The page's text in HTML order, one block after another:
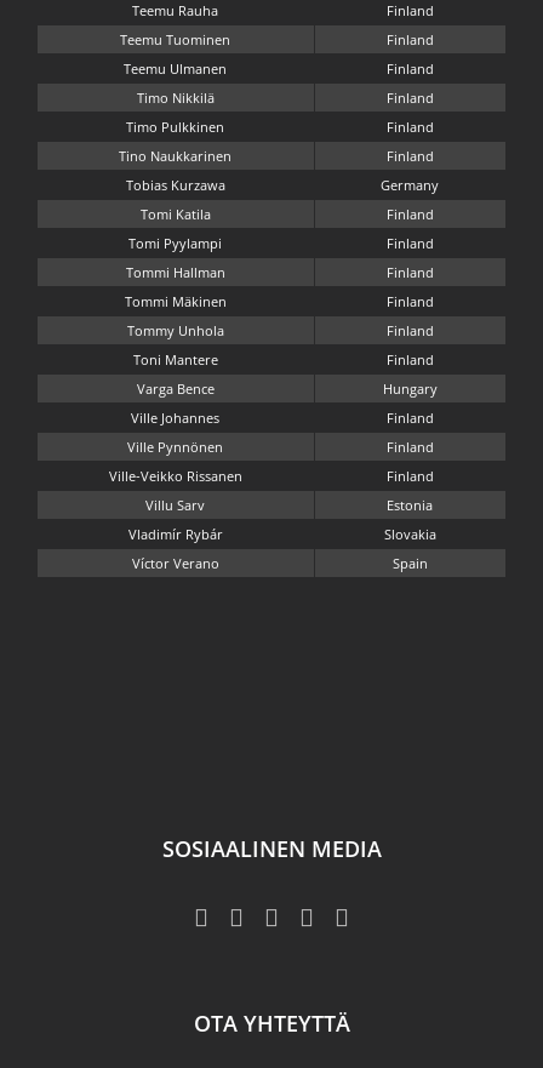
Teemu Rauha
Finland
Teemu Tuominen
Finland
Teemu Ulmanen
Finland
Timo Nikkilä
Finland
Timo Pulkkinen
Finland
Tino Naukkarinen
Finland
Tobias Kurzawa
Germany
Tomi Katila
Finland
Tomi Pyylampi
Finland
Tommi Hallman
Finland
Tommi Mäkinen
Finland
Tommy Unhola
Finland
Toni Mantere
Finland
Varga Bence
Hungary
Ville Johannes
Finland
Ville Pynnönen
Finland
Ville-Veikko Rissanen
Finland
Villu Sarv
Estonia
Vladimír Rybár
Slovakia
Víctor Verano
Spain
SOSIAALINEN MEDIA
OTA YHTEYTTÄ